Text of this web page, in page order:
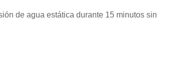
de agua estática durante 15 minutos sin